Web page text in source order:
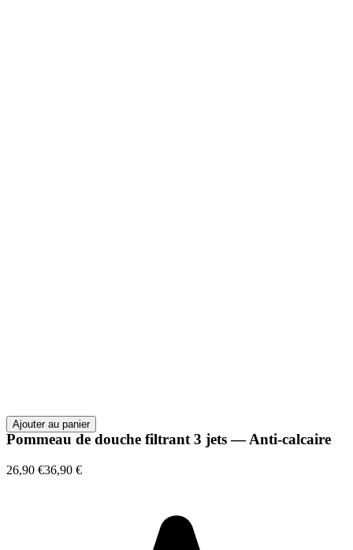
Ajouter au panier
Pommeau de douche filtrant 3 jets — Anti-calcaire
26,90 €36,90 €